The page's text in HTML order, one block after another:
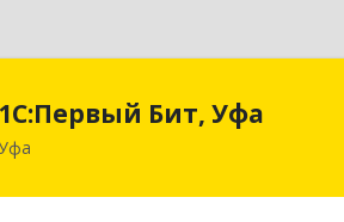
1С:Первый Бит, Уфа
1С:Первый Бит, Уфа